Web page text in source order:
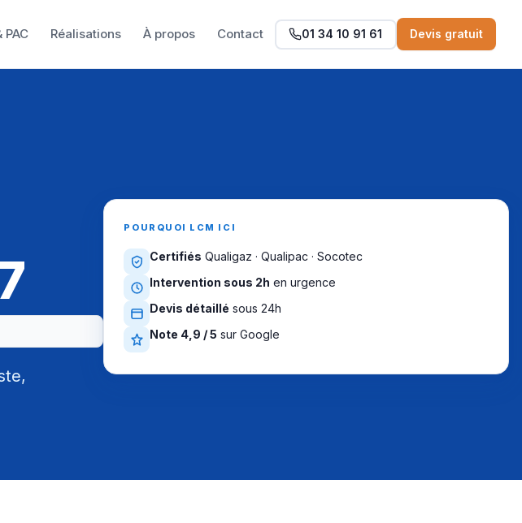
PAC Réalisations À propos Contact 01 34 10 91 61 Devis gratuit
POURQUOI LCM ICI
Certifiés Qualigaz · Qualipac · Socotec
Intervention sous 2h en urgence
Devis détaillé sous 24h
Note 4,9 / 5 sur Google